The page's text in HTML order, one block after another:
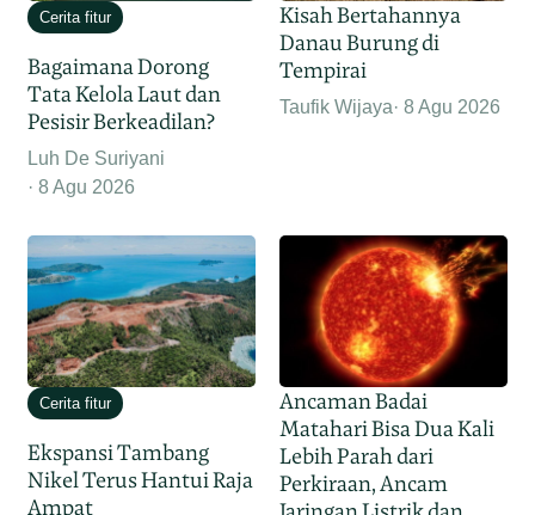
Cerita fitur
Bagaimana Dorong
Tata Kelola Laut dan
Pesisir Berkeadilan?
Luh De Suriyani
8 Agu 2026
Kisah Bertahannya
Danau Burung di
Tempirai
Taufik Wijaya 8 Agu 2026
Cerita fitur
Ekspansi Tambang
Nikel Terus Hantui Raja
Ampat
Ancaman Badai
Matahari Bisa Dua Kali
Lebih Parah dari
Perkiraan, Ancam